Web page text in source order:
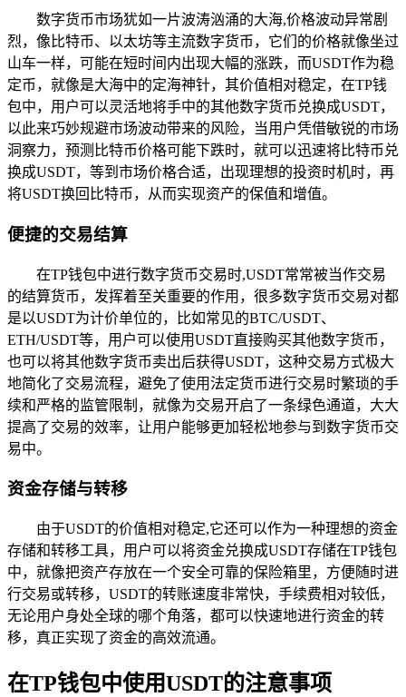
数字货币市场犹如一片波涛汹涌的大海,价格波动异常剧
烈，像比特币、以太坊等主流数字货币，它们的价格就像坐过
山车一样，可能在短时间内出现大幅的涨跌，而USDT作为稳
定币，就像是大海中的定海神针，其价值相对稳定，在TP钱
包中，用户可以灵活地将手中的其他数字货币兑换成USDT，
以此来巧妙规避市场波动带来的风险，当用户凭借敏锐的市场
洞察力，预测比特币价格可能下跌时，就可以迅速将比特币兑
换成USDT，等到市场价格合适，出现理想的投资时机时，再
将USDT换回比特币，从而实现资产的保值和增值。
便捷的交易结算
在TP钱包中进行数字货币交易时,USDT常常被当作交易
的结算货币，发挥着至关重要的作用，很多数字货币交易对都
是以USDT为计价单位的，比如常见的BTC/USDT、
ETH/USDT等，用户可以使用USDT直接购买其他数字货币，
也可以将其他数字货币卖出后获得USDT，这种交易方式极大
地简化了交易流程，避免了使用法定货币进行交易时繁琐的手
续和严格的监管限制，就像为交易开启了一条绿色通道，大大
提高了交易的效率，让用户能够更加轻松地参与到数字货币交
易中。
资金存储与转移
由于USDT的价值相对稳定,它还可以作为一种理想的资金
存储和转移工具，用户可以将资金兑换成USDT存储在TP钱包
中，就像把资产存放在一个安全可靠的保险箱里，方便随时进
行交易或转移，USDT的转账速度非常快，手续费相对较低，
无论用户身处全球的哪个角落，都可以快速地进行资金的转
移，真正实现了资金的高效流通。
在TP钱包中使用USDT的注意事项